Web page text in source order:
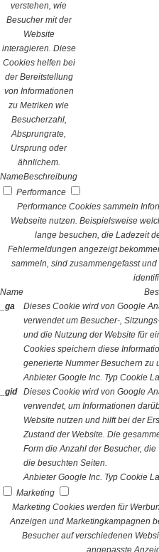
verstehen, wie
Besucher mit der
Website
interagieren. Diese
Cookies helfen bei
der Bereitstellung
von Informationen
zu Metriken wie
Besucherzahl,
Absprungrate,
Ursprung oder
ähnlichem.
NameBeschreibung
Performance
Performance Cookies sammeln
Webseite nutzen. Beispielsweise
lange besuchen, die Ladezeit
Fehlermeldungen angezeigt
sammeln, sind zusammengefasst
Name
_ga
Dieses Cookie wird von Google
verwendet um Besucher-,
und die Nutzung der Website für
Cookies speichern diese
generierte Nummer Besuchern zu
Anbieter Google Inc. Typ Cookie
_gid
Dieses Cookie wird von Google
verwendet, um Informationen
Website nutzen und hilft bei der
Zustand der Website. Die
Form die Anzahl der Besucher,
die besuchten Seiten.
Anbieter Google Inc. Typ Cookie
Marketing
Marketing Cookies werden für
Anzeigen und Marketingkampagnen
Besucher auf verschiedenen
angepasste